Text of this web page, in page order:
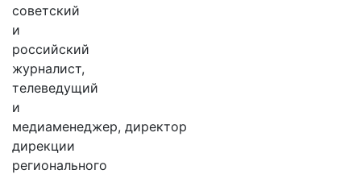
советский
и
российский
журналист,
телеведущий
и
медиаменеджер, директор
дирекции
регионального